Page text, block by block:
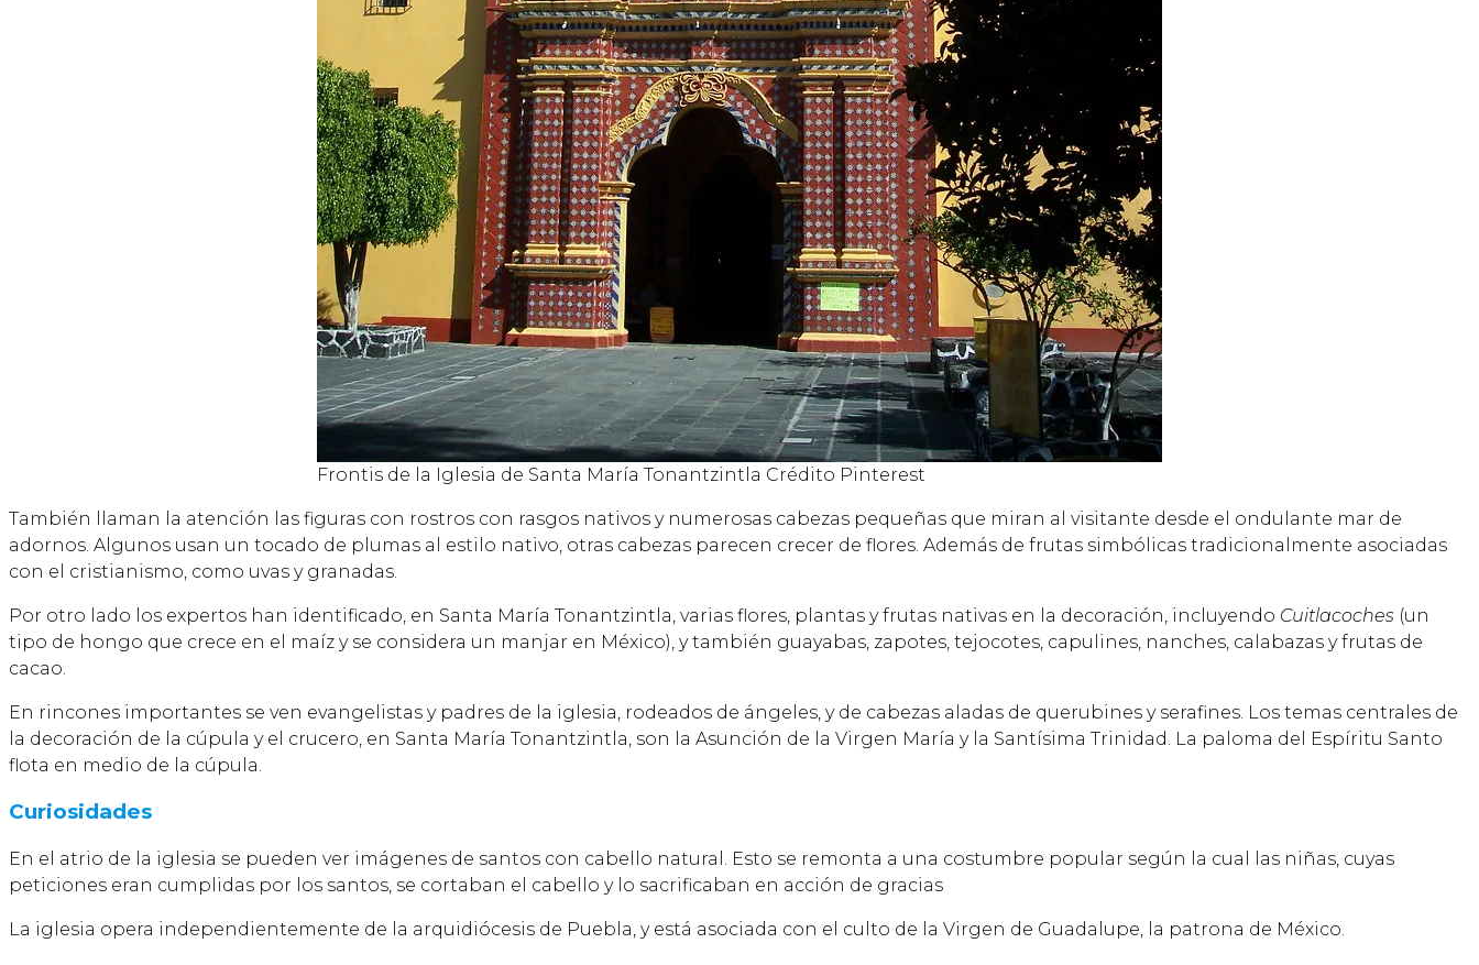
Frontis de la Iglesia de Santa María Tonantzintla Crédito Pinterest
También llaman la atención las figuras con rostros con rasgos nativos y numerosas cabezas pequeñas que miran al visitante desde el ondulante mar de
adornos. Algunos usan un tocado de plumas al estilo nativo, otras cabezas parecen crecer de flores. Además de frutas simbólicas tradicionalmente asociadas
con el cristianismo, como uvas y granadas.
Por otro lado los expertos han identificado, en Santa María Tonantzintla, varias flores, plantas y frutas nativas en la decoración, incluyendo Cuitlacoches (un
tipo de hongo que crece en el maíz y se considera un manjar en México), y también guayabas, zapotes, tejocotes, capulines, nanches, calabazas y frutas de
cacao.
En rincones importantes se ven evangelistas y padres de la iglesia, rodeados de ángeles, y de cabezas aladas de querubines y serafines. Los temas centrales de
la decoración de la cúpula y el crucero, en Santa María Tonantzintla, son la Asunción de la Virgen María y la Santísima Trinidad. La paloma del Espíritu Santo
flota en medio de la cúpula.
Curiosidades
En el atrio de la iglesia se pueden ver imágenes de santos con cabello natural. Esto se remonta a una costumbre popular según la cual las niñas, cuyas
peticiones eran cumplidas por los santos, se cortaban el cabello y lo sacrificaban en acción de gracias
La iglesia opera independientemente de la arquidiócesis de Puebla, y está asociada con el culto de la Virgen de Guadalupe, la patrona de México.